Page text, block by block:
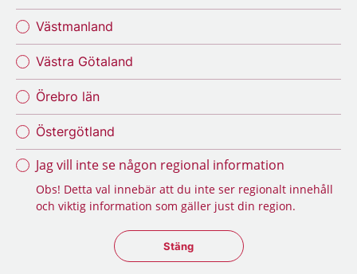
Västmanland
Västra Götaland
Örebro län
Östergötland
Jag vill inte se någon regional information
Obs! Detta val innebär att du inte ser regionalt innehåll
och viktig information som gäller just din region.
Stäng regionsväljaren
Stäng